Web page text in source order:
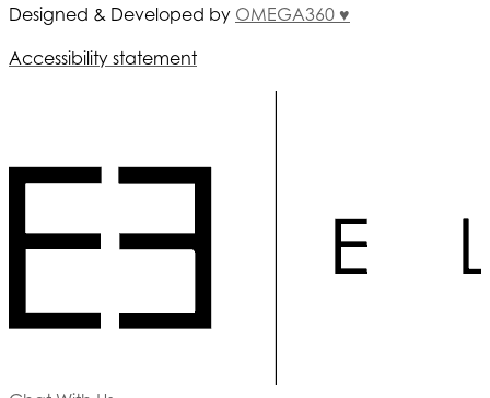
Designed & Developed by OMEGA360 ♥
Accessibility statement